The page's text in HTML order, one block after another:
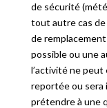
de sécurité
tout autre cas de
de
possible ou une
l’activité ne
reportée ou sera
prétendre à une